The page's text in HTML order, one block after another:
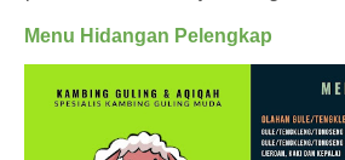
Menu Hidangan Pelengkap